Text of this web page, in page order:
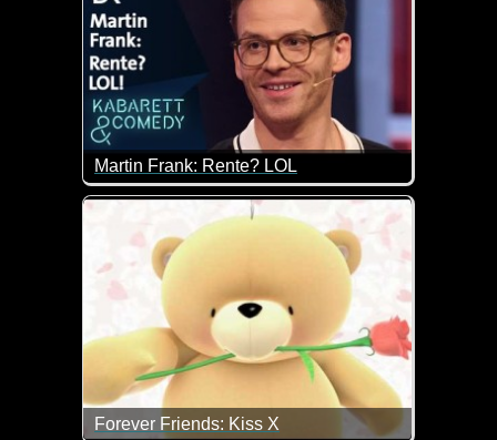
Martin Frank: Rente? LOL
Er spricht uns hier wohl allen aus der Seele. Die
Forever Friends: Kiss X